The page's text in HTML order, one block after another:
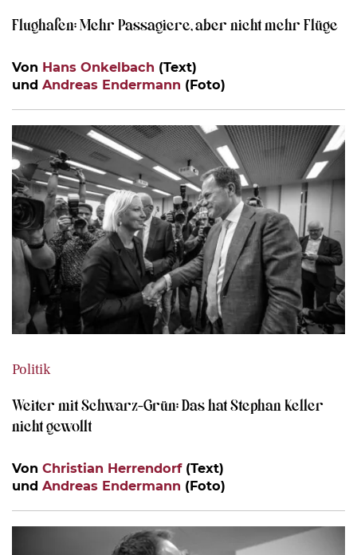
Flughafen: Mehr Passagiere, aber nicht mehr Flüge
Von Hans Onkelbach (Text)
und Andreas Endermann (Foto)
Politik
Weiter mit Schwarz-Grün: Das hat Stephan Keller
nicht gewollt
Von Christian Herrendorf(Text)
und Andreas Endermann (Foto)